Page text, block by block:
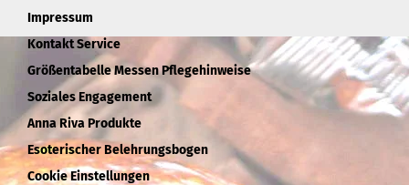
Impressum
Kontakt Service
Größentabelle Messen Pflegehinweise
Soziales Engagement
Anna Riva Produkte
Esoterischer Belehrungsbogen
Cookie Einstellungen